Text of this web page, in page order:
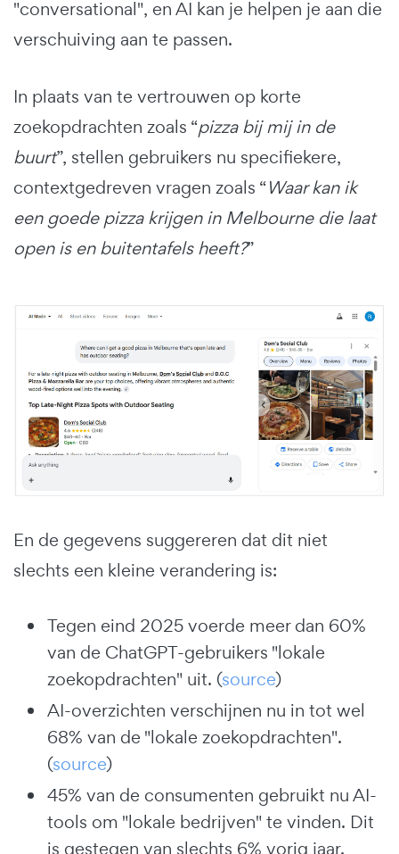
"conversational", en AI kan je helpen je aan die
verschuiving aan te passen.
In plaats van te vertrouwen op korte
zoekopdrachten zoals “pizza bij mij in de
buurt”, stellen gebruikers nu specifiekere,
contextgedreven vragen zoals “Waar kan ik
een goede pizza krijgen in Melbourne die laat
open is en buitentafels heeft?”
En de gegevens suggereren dat dit niet
slechts een kleine verandering is:
Tegen eind 2025 voerde meer dan 60%
van de ChatGPT-gebruikers "lokale
zoekopdrachten" uit. (source)
AI-overzichten verschijnen nu in tot wel
68% van de "lokale zoekopdrachten".
(source)
45% van de consumenten gebruikt nu AI-
tools om "lokale bedrijven" te vinden. Dit
is gestegen van slechts 6% vorig jaar.